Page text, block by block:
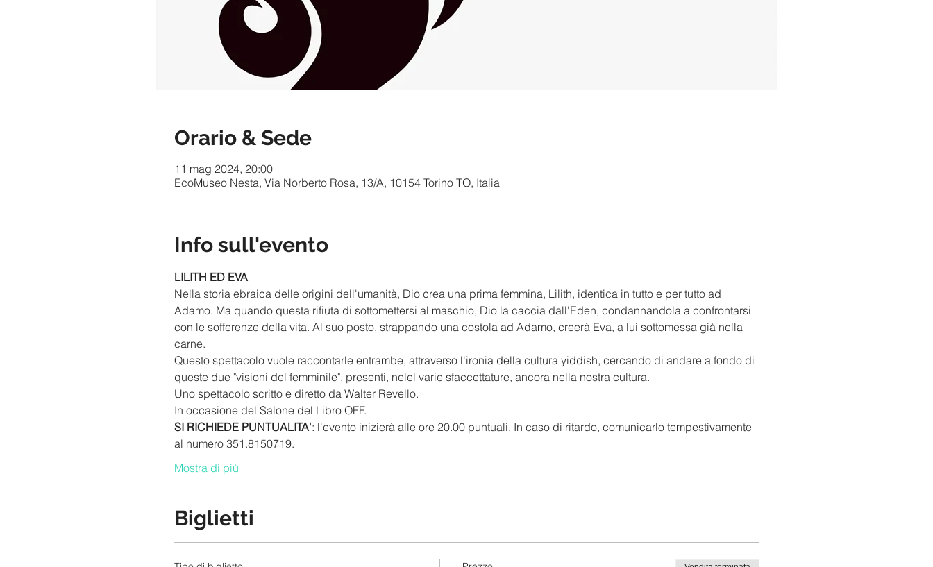
Orario & Sede
11 mag 2024, 20:00
EcoMuseo Nesta, Via Norberto Rosa, 13/A, 10154 Torino TO, Italia
Info sull'evento
LILITH ED EVA
Nella storia ebraica delle origini dell'umanità, Dio crea una prima femmina, Lilith, identica in tutto e per tutto ad
Adamo. Ma quando questa rifiuta di sottomettersi al maschio, Dio la caccia dall'Eden, condannandola a confrontarsi
con le sofferenze della vita. Al suo posto, strappando una costola ad Adamo, creerà Eva, a lui sottomessa già nella
carne.
Questo spettacolo vuole raccontarle entrambe, attraverso l'ironia della cultura yiddish, cercando di andare a fondo di
queste due "visioni del femminile", presenti, nelel varie sfaccettature, ancora nella nostra cultura.
Uno spettacolo scritto e diretto da Walter Revello.
In occasione del Salone del Libro OFF.
SI RICHIEDE PUNTUALITA': l'evento inizierà alle ore 20.00 puntuali. In caso di ritardo, comunicarlo tempestivamente
al numero 351.8150719.
Mostra di più
Biglietti